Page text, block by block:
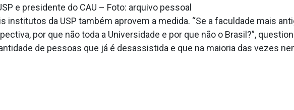
e presidente do CAU – Foto: arquivo pessoal
institutos da USP também aprovem a medida. “Se a faculdade mais
por que não toda a Universidade e por que não o Brasil?”,
de pessoas que já é desassistida e que na maioria das vezes